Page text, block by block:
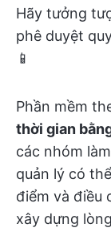
Hãy tưởng
phê duyệt
📱
Phần mềm
thời gian
các nhóm
quản lý có
điểm và điều
xây dựng